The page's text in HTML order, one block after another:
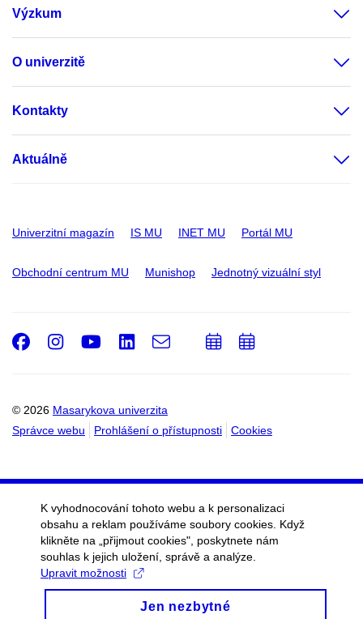
Výzkum
O univerzitě
Kontakty
Aktuálně
Univerzitní magazín IS MU INET MU Portál MU
Obchodní centrum MU Munishop Jednotný vizuální styl
© 2026 Masarykova univerzita
Správce webu
Prohlášení o přístupnosti Cookies
Facebook
Instagram
Youtube
LinkedIn
e-
PřidatPřidat
K vyhodnocování tohoto webu a k personalizaci
obsahu a reklam používáme soubory cookies. Když
klikněte na „přijmout cookies", poskytnete nám
souhlas k jejich uložení, správě a analýze.
Upravit možnosti
Jen nezbytné